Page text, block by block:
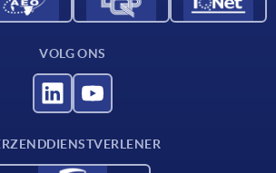
VOLG ONS